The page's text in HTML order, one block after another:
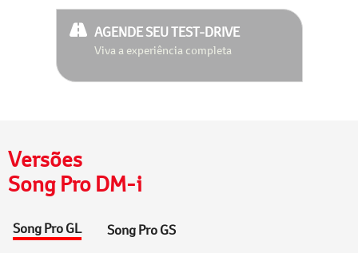
AGENDE SEU TEST-DRIVE
Viva a experiência completa
Versões
Song Pro DM-i
Song Pro GL Song Pro GS